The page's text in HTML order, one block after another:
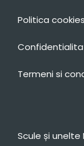
Politica cookies
Termeni si
Scule și unelte